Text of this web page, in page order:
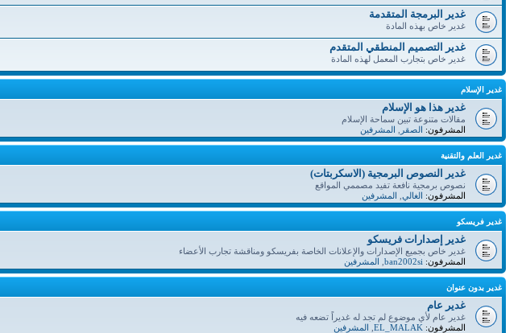
غدير البرمجة المتقدمة
غدير خاص بهذه المادة
غدير التصميم المنطقي المتقدم
غدير خاص بتجارب المعمل لهذه المادة
غدير الإسلام
غدير هذا هو الإسلام
مقالات متنوعة تبين سماحة الإسلام
المشرفون: الصقر المشرفين
غدير العلم والتقنية
غدير النصوص البرمجية (الاسكربتات)
نصوص برمجية نافعة تفيد مصممي المواقع
المشرفون: الغالي المشرفين
غدير فريسكو
غدير إصدارات فريسكو
غدير خاص بجميع الإصدارات والإعلانات الخاصة بفريسكو ومناقشة تجارب الأعضاء
المشرفون: ban2002si المشرفين
غدير بدون عنوان
غدير عام
غدير عام لأي موضوع لم تجد له غديراً تضعه فيه
المشرفون: EL_MALAK المشرفين